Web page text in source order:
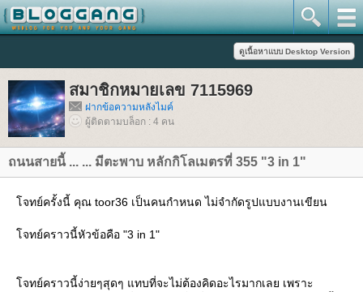
สมาชิกหมายเลข 7115969
ฝากข้อความหลังไมค์
ผู้ติดตามบล็อก : 4 คน
ถนนสายนี้ ... ... มีตะพาบ หลักกิโลเมตรที่ 355 "3 in 1"
จทย์ครั้งนี้ คุณ toor36 เป็นคนกำหนด ไม่จำกัดรูปแบบงานเขียน
จทย์คราวนี้หัวข้อคือ "3 in 1"
จทย์คราวนี้ง่ายๆสุดๆ แทบที่จะไม่ต้องคิดอะไรมากเลย เพราะ